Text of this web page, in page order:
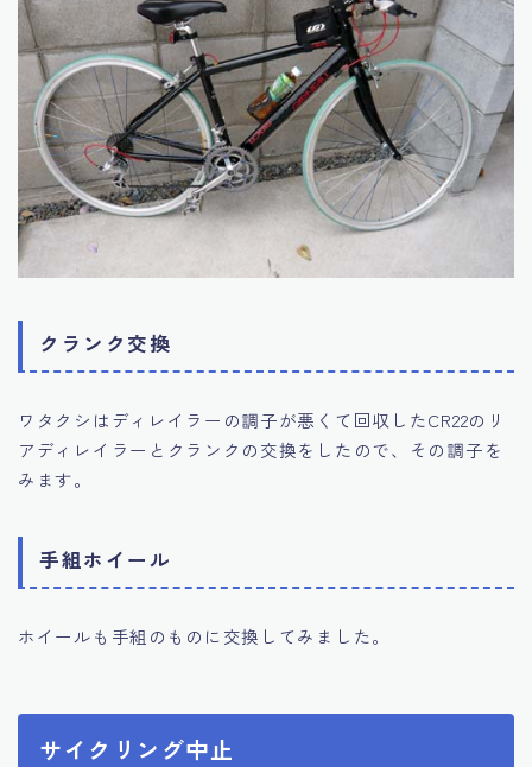
クランク交換
ワタクシはディレイラーの調子が悪くて回収したCR22のリ
アディレイラーとクランクの交換をしたので、その調子を
みます。
手組ホイール
ホイールも手組のものに交換してみました。
サイクリング中止